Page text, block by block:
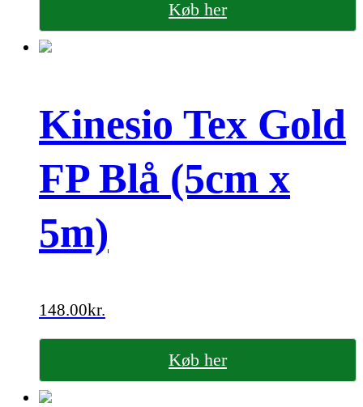
Køb her
Kinesio Tex Gold
FP Blå (5cm x
5m)
148.00kr.
Køb her